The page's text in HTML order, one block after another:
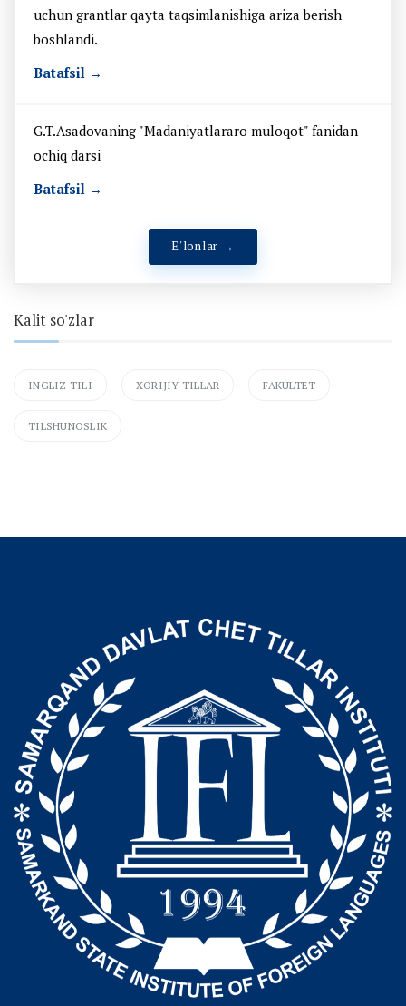
uchun grantlar qayta taqsimlanishiga ariza berish
boshlandi.
Batafsil →
G.T.Asadovaning "Madaniyatlararo muloqot" fanidan
ochiq darsi
Batafsil →
E'lonlar →
Kalit so'zlar
INGLIZ TILI XORIJIY TILLAR FAKULTET
TILSHUNOSLIK